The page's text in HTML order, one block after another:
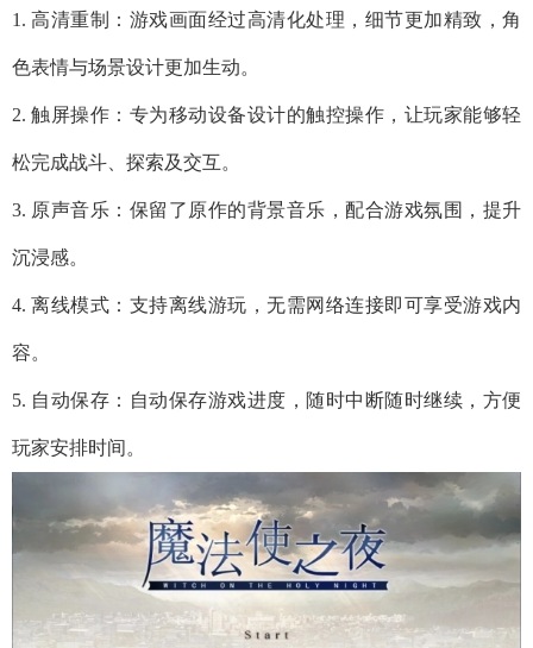
1. 高清重制：游戏画面经过高清化处理，细节更加精致，角
色表情与场景设计更加生动。
2. 触屏操作：专为移动设备设计的触控操作，让玩家能够轻
松完成战斗、探索及交互。
3. 原声音乐：保留了原作的背景音乐，配合游戏氛围，提升
沉浸感。
4. 离线模式：支持离线游玩，无需网络连接即可享受游戏内
容。
5. 自动保存：自动保存游戏进度，随时中断随时继续，方便
玩家安排时间。